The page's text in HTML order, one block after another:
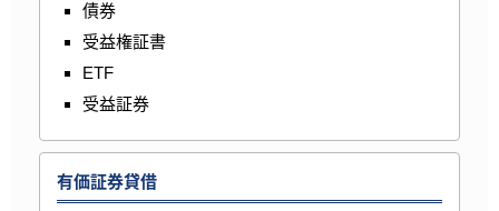
債券
受益権証書
ETF
受益証券
有価証券貸借